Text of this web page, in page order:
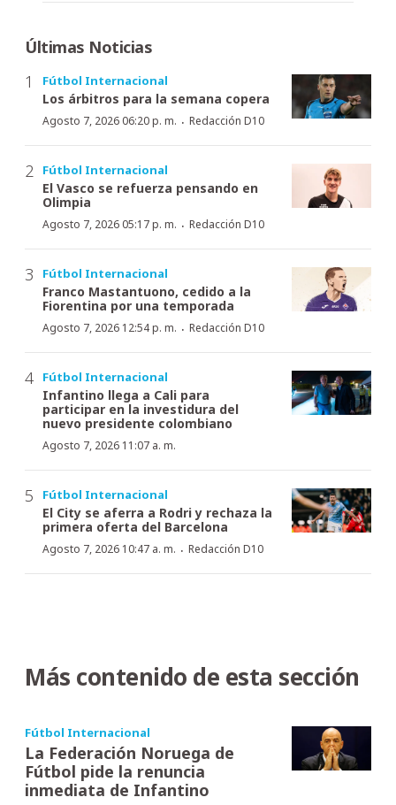
Últimas Noticias
Fútbol Internacional
Los árbitros para la semana copera
Agosto 7, 2026 06:20 p. m. · Redacción D10
Fútbol Internacional
El Vasco se refuerza pensando en
Olimpia
Agosto 7, 2026 05:17 p. m. · Redacción D10
Fútbol Internacional
Franco Mastantuono, cedido a la
Fiorentina por una temporada
Agosto 7, 2026 12:54 p. m. · Redacción D10
Fútbol Internacional
Infantino llega a Cali para
participar en la investidura del
nuevo presidente colombiano
Agosto 7, 2026 11:07 a. m.
Fútbol Internacional
El City se aferra a Rodri y rechaza la
primera oferta del Barcelona
Agosto 7, 2026 10:47 a. m. · Redacción D10
Más contenido de esta sección
Fútbol Internacional
La Federación Noruega de
Fútbol pide la renuncia
inmediata de Infantino